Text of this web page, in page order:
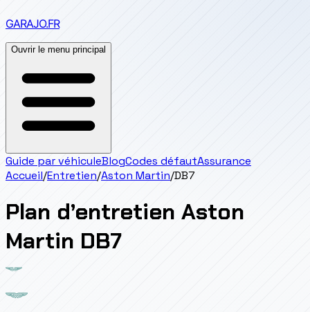
GARAJO.FR
Ouvrir le menu principal
Guide par véhiculeBlogCodes défautAssurance
Accueil/Entretien/Aston Martin/DB7
Plan d’entretien Aston
Martin DB7